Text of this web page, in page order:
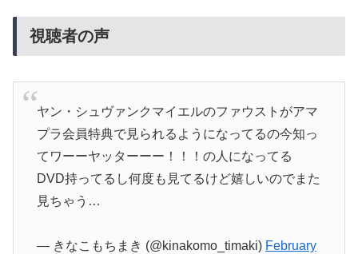
視聴者の声
ヤン・シュヴァンクマイエルのファウストがアマ
プラ会員特典で見られるようになってるの今知っ
てワーーヤッターーー！！！の人になってる
DVD持ってるし何度も見てるけど嬉しいのでまた
見ちゃう…
— きなこもちまき (@kinakomo_timaki) February